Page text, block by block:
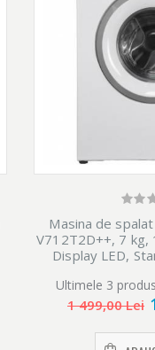
Masina de
V712T2D++, 7 kg,
Display LED,
Ultimele 3
1 499,00 Lei